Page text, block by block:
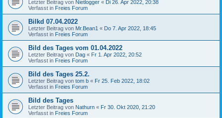
Letzter Beitrag von Nietlogger « Di 26. Apr 2022, 20:38
Verfasst in Freies Forum
Bilkd 07.04.2022
Letzter Beitrag von Mr.Bean1 « Do 7. Apr 2022, 18:45
Verfasst in Freies Forum
Bild des Tages vom 01.04.2022
Letzter Beitrag von Dag « Fr 1. Apr 2022, 20:52
Verfasst in Freies Forum
Bild des Tages 25.2.
Letzter Beitrag von tom b « Fr 25. Feb 2022, 18:02
Verfasst in Freies Forum
Bild des Tages
Letzter Beitrag von Nathurn « Fr 30. Okt 2020, 21:20
Verfasst in Freies Forum